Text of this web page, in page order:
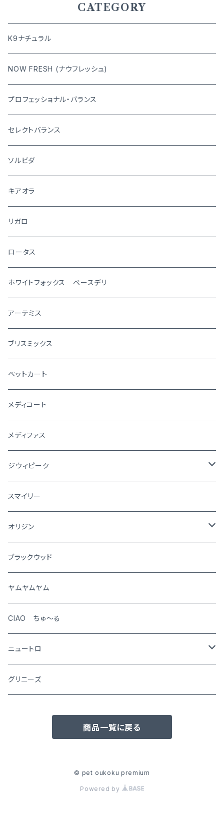
CATEGORY
K9ナチュラル
NOW FRESH (ナウフレッシュ)
プロフェッショナル・バランス
セレクトバランス
ソルビダ
キアオラ
リガロ
ロータス
ホワイトフォックス ベースデリ
アーテミス
ブリスミックス
ペットカート
メディコート
メディファス
ジウィピーク
犬
猫
スマイリー
オリジン
犬
猫
ブラックウッド
ヤムヤムヤム
CIAO ちゅ～る
ニュートロ
シュプレモ
ワイルドレシピ
グリニーズ
商品一覧に戻る
© pet oukoku premium
Powered by